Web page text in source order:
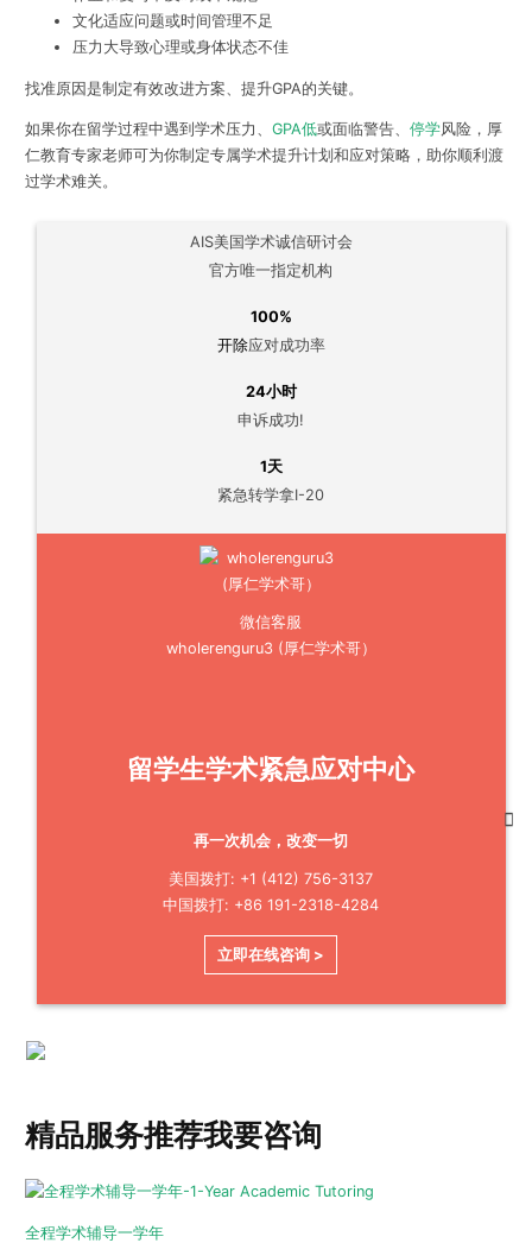
文化适应问题或时间管理不足
压力大导致心理或身体状态不佳
找准原因是制定有效改进方案、提升GPA的关键。
如果你在留学过程中遇到学术压力、 GPA低或面临警告、 停学风险，厚
仁教育专家老师可为你制定专属学术提升计划和应对策略，助你顺利渡
过学术难关。
AIS美国学术诚信研讨会
官方唯一指定机构
100%
开除应对成功率
24小时
申诉成功!
1天
紧急转学拿I-20
微信客服
wholerenguru3 (厚仁学术哥）
留学生学术紧急应对中心
再一次机会，改变一切
美国拨打: +1 (412) 756-3137
中国拨打: +86 191-2318-4284
立即在线咨询 >
精品服务推荐我要咨询
全程学术辅导一学年